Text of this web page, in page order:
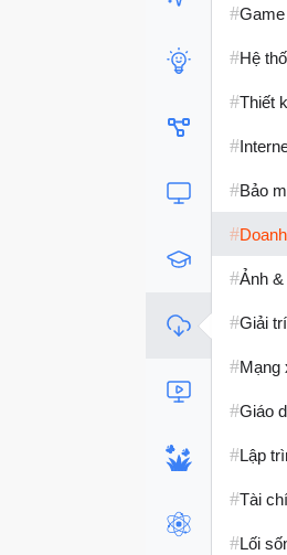
#
#Hệ
#Thiết
#
#Bảo
#
#Ảnh
#Giải
#Mạng
#Giáo
#Lập
#Tài
#Lối